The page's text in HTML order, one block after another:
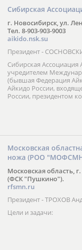
Сибирская
г. Новосибирск, ул.
Тел. 8-903-903-9003
aikido.nsk.su
Президент -
Сибирская Ассоциация
учредителем
(бывшая Федерация
Айкидо России,
России, президентом
Московская
ножа (РОО
Московская область,
(ФСК "Пушкино").
rfsmn.ru
Президент - ТРОХОВ
Цели и задачи: